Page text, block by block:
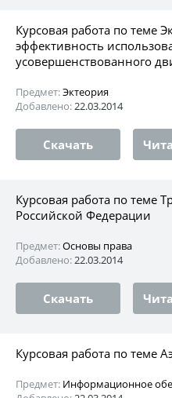
Курсовая работа по теме
эффективность
усовершенствованного
Предмет:Эктеория
Добавлено:22.03.2014
Скачать
Курсовая работа по теме
Российской Федерации
Предмет:Основы права
Добавлено:22.03.2014
Скачать
Курсовая работа по теме
Предмет: Информационное